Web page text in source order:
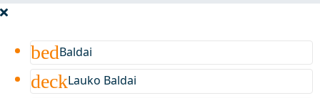
bedBaldai
deckLauko Baldai